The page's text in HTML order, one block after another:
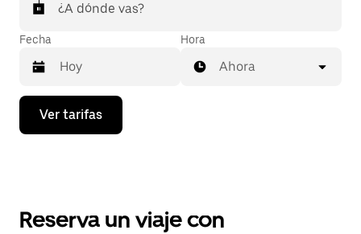
¿A dónde vas?
Fecha
Presiona
flecha
el
Hora
Ahora
Ver tarifas
Reserva un viaje con